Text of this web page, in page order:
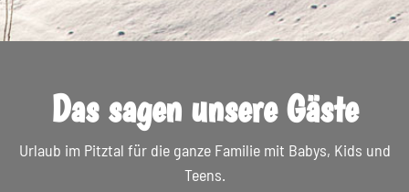
Das sagen unsere Gäste
Urlaub im Pitztal für die ganze Familie mit Babys, Kids und
Teens.